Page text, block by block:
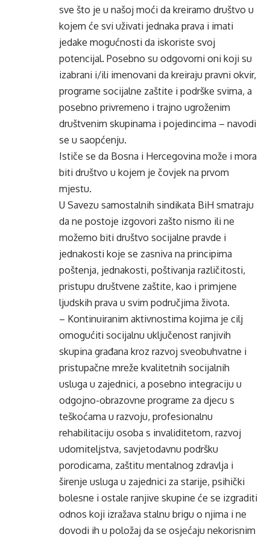
sve što je u našoj moći da kreiramo društvo u
kojem će svi uživati jednaka prava i imati
jedake mogućnosti da iskoriste svoj
potencijal. Posebno su odgovorni oni koji su
izabrani i/ili imenovani da kreiraju pravni okvir,
programe socijalne zaštite i podrške svima, a
posebno privremeno i trajno ugroženim
društvenim skupinama i pojedincima – navodi
se u saopćenju.
Ističe se da Bosna i Hercegovina može i mora
biti društvo u kojem je čovjek na prvom
mjestu.
U Savezu samostalnih sindikata BiH smatraju
da ne postoje izgovori zašto nismo ili ne
možemo biti društvo socijalne pravde i
jednakosti koje se zasniva na principima
poštenja, jednakosti, poštivanja različitosti,
pristupu društvene zaštite, kao i primjene
ljudskih prava u svim područjima života.
– Kontinuiranim aktivnostima kojima je cilj
omogućiti socijalnu uključenost ranjivih
skupina građana kroz razvoj sveobuhvatne i
pristupačne mreže kvalitetnih socijalnih
usluga u zajednici, a posebno integraciju u
odgojno-obrazovne programe za djecu s
teškoćama u razvoju, profesionalnu
rehabilitaciju osoba s invaliditetom, razvoj
udomiteljstva, savjetodavnu podršku
porodicama, zaštitu mentalnog zdravlja i
širenje usluga u zajednici za starije, psihički
bolesne i ostale ranjive skupine će se izgraditi
odnos koji izražava stalnu brigu o njima i ne
dovodi ih u položaj da se osjećaju nekorisnim